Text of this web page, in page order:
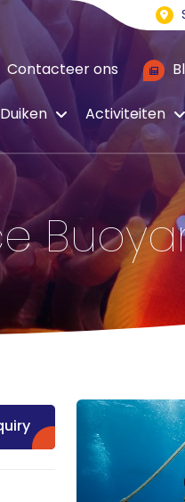
Contacteer ons
Activiteiten